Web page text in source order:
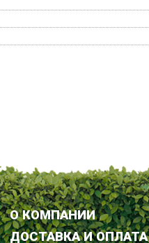
О КОМПАНИИ
ДОСТАВКА И ОПЛАТА